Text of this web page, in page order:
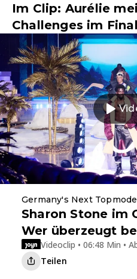
Im Clip: Aurélie
Challenges im
Germany's Next
Sharon Stone im
Wer überzeugt
Videoclip • 06:48 Min •
Teilen